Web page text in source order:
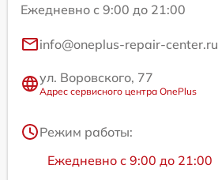
Ежедневно с 9:00 до 21:00
info@oneplus-repair-center.ru
ул. Воровского, 77
Адрес сервисного центра OnePlus
Режим работы:
Ежедневно с 9:00 до 21:00